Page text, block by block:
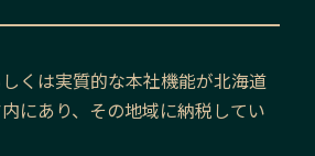
くは実質的な本社機能が北海道
にあり、その地域に納税してい